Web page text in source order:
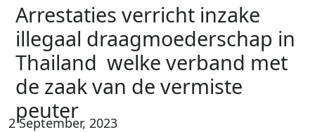
Arrestaties verricht inzake
illegaal draagmoederschap in
Thailand welke verband met
de zaak van de vermiste
peuter
2 September, 2023